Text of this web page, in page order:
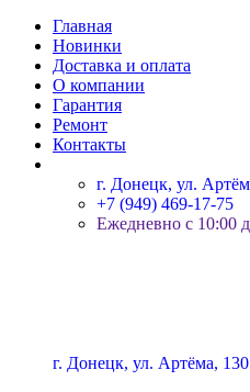
Главная
Новинки
Доставка и оплата
О компании
Гарантия
Ремонт
Контакты
г. Донецк, ул.
+7 (949) 469-17-75
Ежедневно с 10:00
г. Донецк, ул. Артёма,